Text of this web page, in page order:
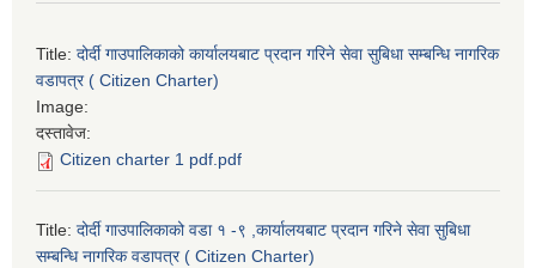
Title: दोर्दी गाउपालिकाको कार्यालयबाट प्रदान गरिने सेवा सुबिधा सम्बन्धि नागरिक
वडापत्र ( Citizen Charter)
Image:
दस्तावेज:
Citizen charter 1 pdf.pdf
Title: दोर्दी गाउपालिकाको वडा १ -९ ,कार्यालयबाट प्रदान गरिने सेवा सुबिधा
सम्बन्धि नागरिक वडापत्र ( Citizen Charter)